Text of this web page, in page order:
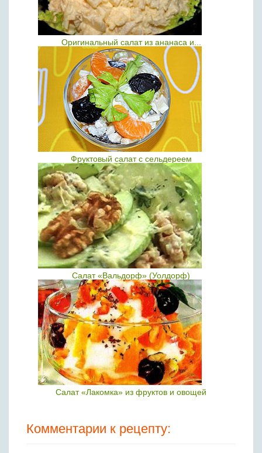
Оригинальный салат из ананаса и...
Фруктовый салат с сельдереем
Салат «Вальдорф» (Уолдорф)
Салат «Лакомка» из фруктов и овощей
Комментарии к рецепту: